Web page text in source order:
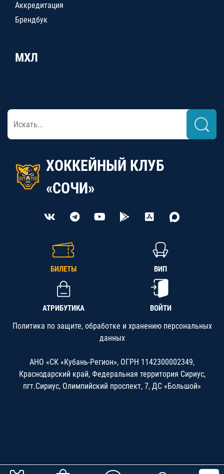
Аккредитация
Брендбук
МХЛ
ХОККЕЙНЫЙ КЛУБ
«СОЧИ»
БИЛЕТЫ ВИП
АТРИБУТИКА ВОЙТИ
Политика по защите, обработке и хранению персональных
данных
АНО «СК «Кубань-Регион», ОГРН 1142300002349,
Краснодарский край, Федеральная территория Сириус,
пгт.Сириус, Олимпийский проспект, 7, ДС «Большой»